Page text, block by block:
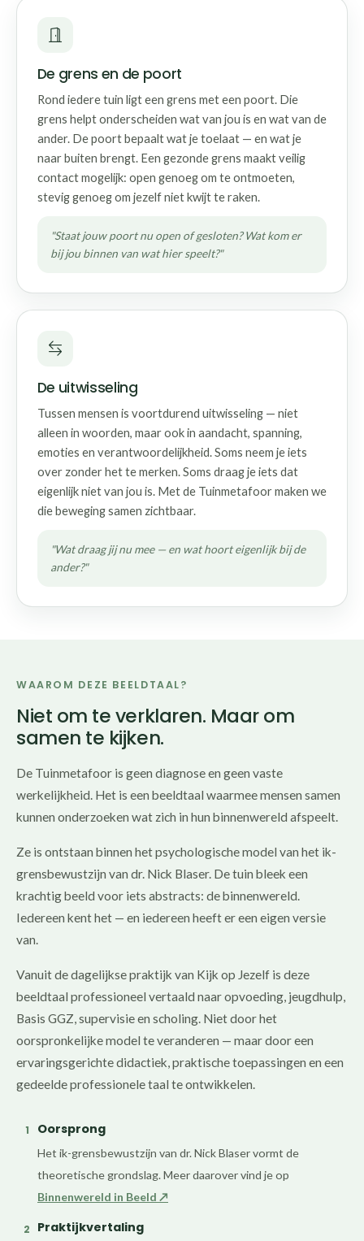
De grens en de poort
Rond iedere tuin ligt een grens met een poort. Die
grens helpt onderscheiden wat van jou is en wat van de
ander. De poort bepaalt wat je toelaat — en wat je
naar buiten brengt. Een gezonde grens maakt veilig
contact mogelijk: open genoeg om te ontmoeten,
stevig genoeg om jezelf niet kwijt te raken.
"Staat jouw poort nu open of gesloten? Wat kom er
bij jou binnen van wat hier speelt?"
De uitwisseling
Tussen mensen is voortdurend uitwisseling — niet
alleen in woorden, maar ook in aandacht, spanning,
emoties en verantwoordelijkheid. Soms neem je iets
over zonder het te merken. Soms draag je iets dat
eigenlijk niet van jou is. Met de Tuinmetafoor maken we
die beweging samen zichtbaar.
"Wat draag jij nu mee — en wat hoort eigenlijk bij de
ander?"
WAAROM DEZE BEELDTAAL?
Niet om te verklaren. Maar om
samen te kijken.
De Tuinmetafoor is geen diagnose en geen vaste
werkelijkheid. Het is een beeldtaal waarmee mensen samen
kunnen onderzoeken wat zich in hun binnenwereld afspeelt.
Ze is ontstaan binnen het psychologische model van het ik-
grensbewustzijn van dr. Nick Blaser. De tuin bleek een
krachtig beeld voor iets abstracts: de binnenwereld.
Iedereen kent het — en iedereen heeft er een eigen versie
van.
Vanuit de dagelijkse praktijk van Kijk op Jezelf is deze
beeldtaal professioneel vertaald naar opvoeding, jeugdhulp,
Basis GGZ, supervisie en scholing. Niet door het
oorspronkelijke model te veranderen — maar door een
ervaringsgerichte didactiek, praktische toepassingen en een
gedeelde professionele taal te ontwikkelen.
1 Oorsprong
Het ik-grensbewustzijn van dr. Nick Blaser vormt de
theoretische grondslag. Meer daarover vind je op
Binnenwereld in Beeld ↗
2 Praktijkvertaling